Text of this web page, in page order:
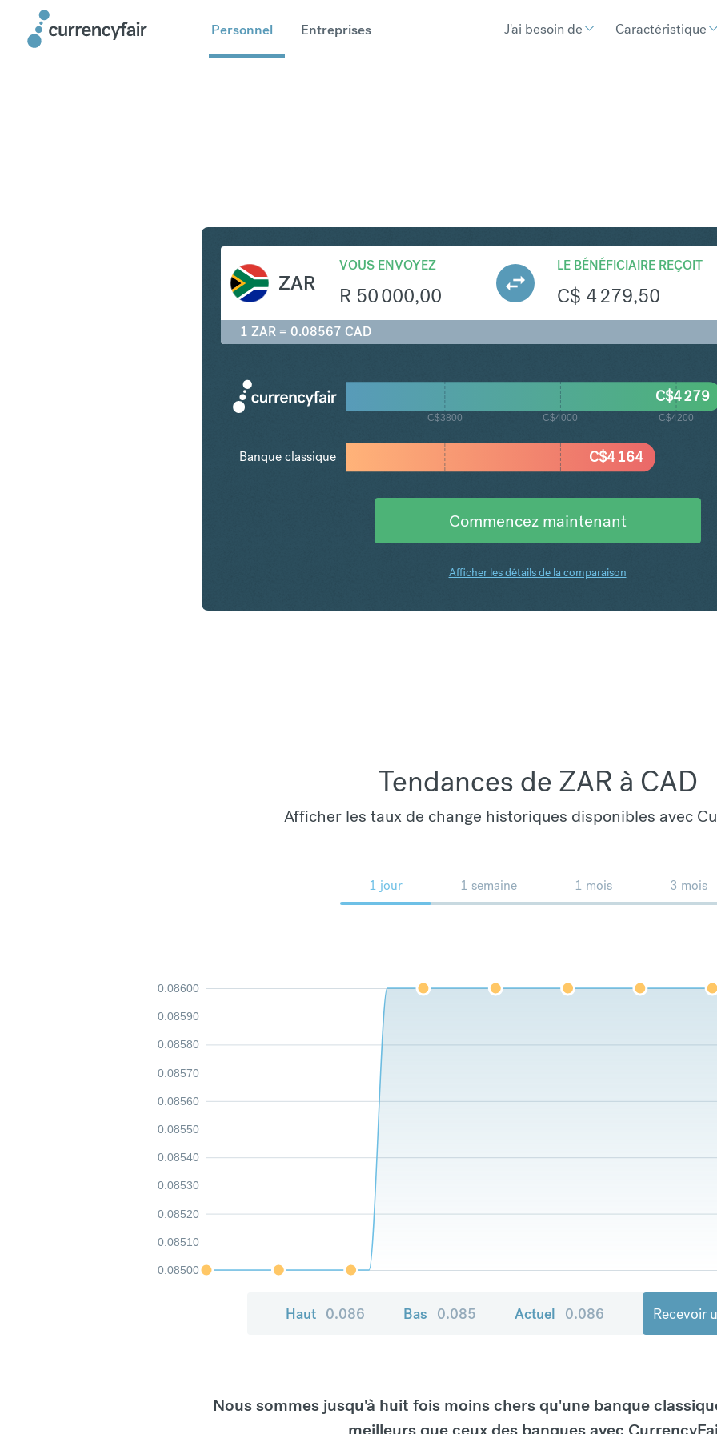
Personnel Entreprises J'ai besoin de Caractéristique
ZAR
VOUS ENVOYEZ
R 50 000,00
LE BÉNÉFICIAIRE REÇOIT
C$ 4 279,50
1 ZAR = 0.08567 CAD
C$3800 C$4000 C$4200
C$4 164
C$4 279
Banque classique
Commencez maintenant
Afficher les détails de la comparaison
Tendances de ZAR à CAD
Afficher les taux de change historiques disponibles avec
1 jour 1 semaine 1 mois 3 mois
0.08500
0.08510
0.08520
0.08530
0.08540
0.08550
0.08560
0.08570
0.08580
0.08590
0.08600
Haut 0.086 Bas 0.085 Actuel 0.086 Recevoir
Nous sommes jusqu'à huit fois moins chers qu'une banque
meilleurs que ceux des banques avec